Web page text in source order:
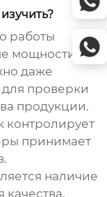
работы
мощности,
даже
для проверки
продукции.
контролирует
принимает
наличие
качества,